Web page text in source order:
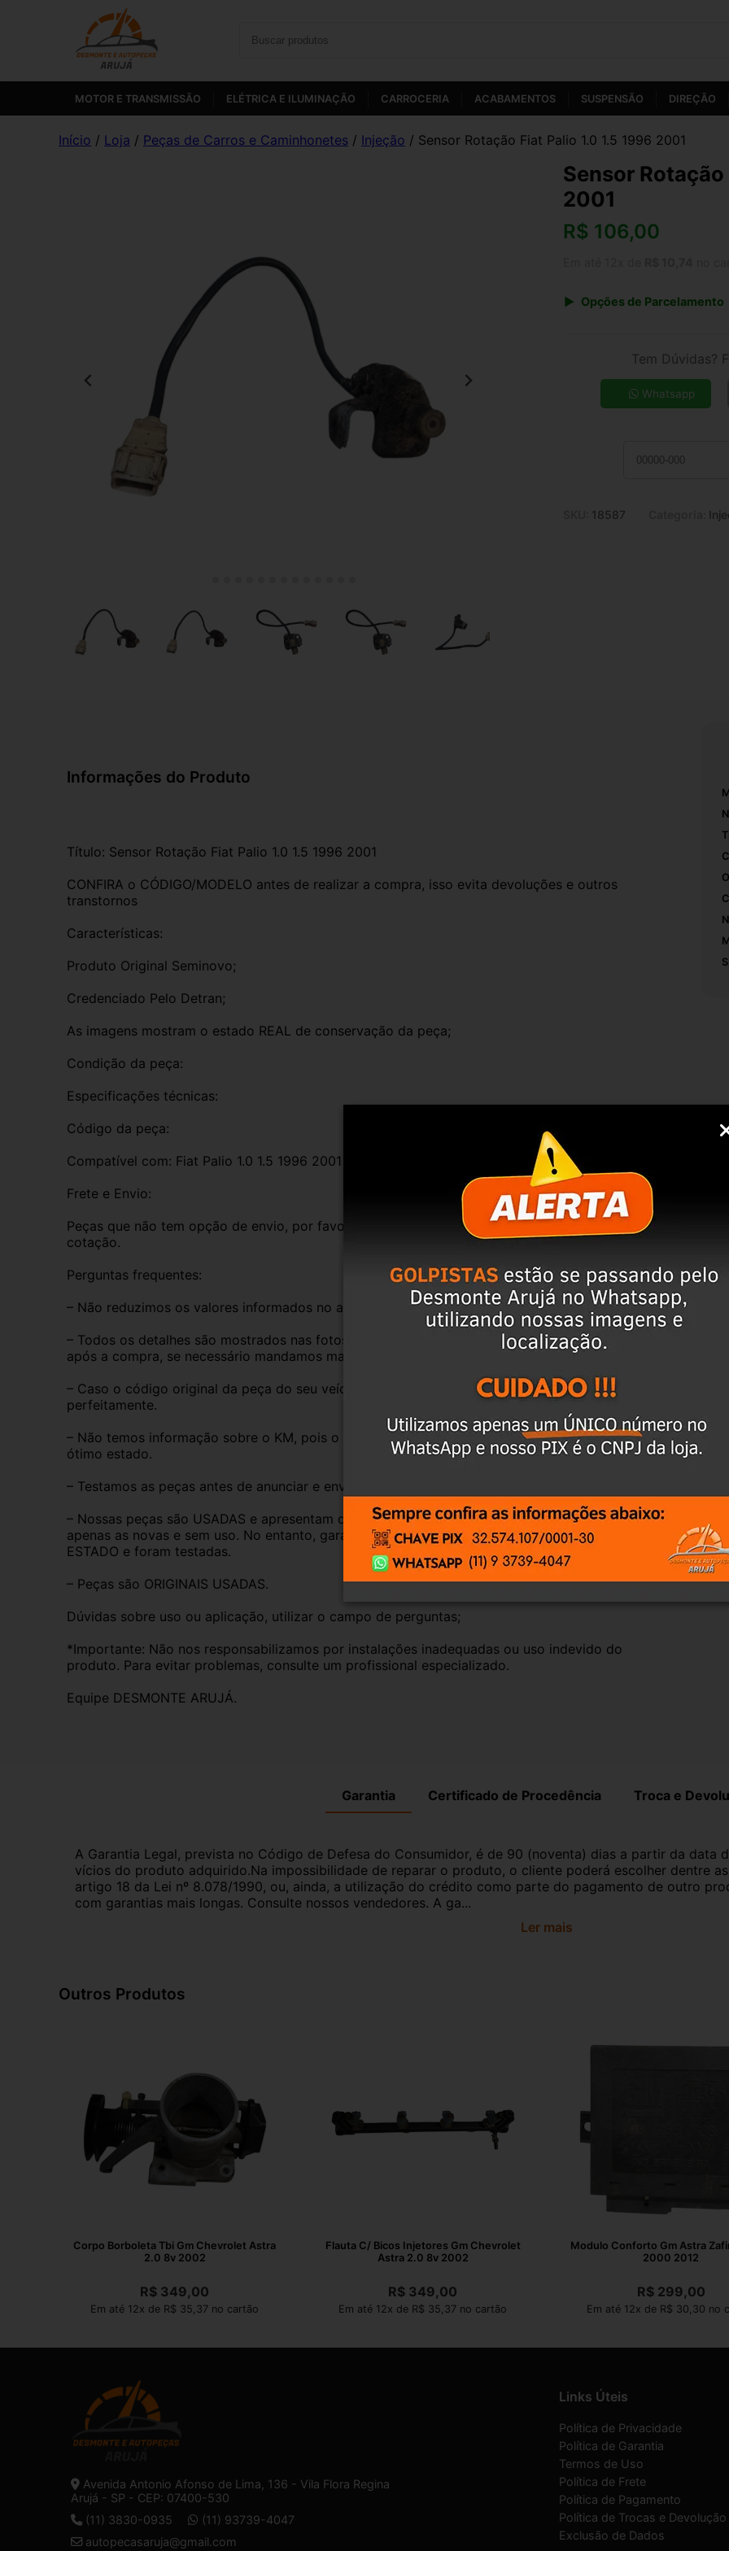
MOTOR E TRANSMISSÃO ELÉTRICA E ILUMINAÇÃO CARROCERIA ACABAMENTOS SUSPENSÃO DIREÇÃO
Início / Loja / Peças de Carros e Caminhonetes / Injeção / Sensor Rotação Fiat Palio 1.0 1.5 1996 2001
Sensor
2001
R$ 106,00
Opções de Parcelamento
7x de R$ 17,37
9x de R$ 13,86
Tem Dúvidas?
Whatsapp
18587
Informações do Produto
Título: Sensor Rotação Fiat Palio 1.0 1.5 1996 2001
CONFIRA o CÓDIGO/MODELO antes de realizar a compra, isso evita devoluções e outros
transtornos
Características:
Produto Original Seminovo;
Credenciado Pelo Detran;
As imagens mostram o estado REAL de conservação da peça;
Condição da peça:
Especificações técnicas:
Código da peça:
Compatível com: Fiat Palio 1.0 1.5 1996 2001
Frete e Envio:
Peças que não tem opção de envio, por favor deixar o CEP na área de perguntas para realizar
cotação.
Perguntas frequentes:
– Não reduzimos os valores informados no anúncio
– Todos os detalhes são mostrados nas fotos do anúncio. Além disso, entramos em contato
após a compra, se necessário mandamos mais imagens e vídeos do produto!
– Caso o código original da peça do seu veículo seja o mesmo descrito no anúncio servirá
perfeitamente.
– Não temos informação sobre o KM, pois o veículo já foi desmontado. No entanto, estão em
ótimo estado.
– Testamos as peças antes de anunciar e enviar, elas funcionam perfeitamente.
– Nossas peças são USADAS e apresentam desgaste natural pelo tempo. Peças perfeitas são
apenas as novas e sem uso. No entanto, garantimos que nossas peças estão em BOM
ESTADO e foram testadas.
– Peças são ORIGINAIS USADAS.
Dúvidas sobre uso ou aplicação, utilizar o campo de perguntas;
*Importante: Não nos responsabilizamos por instalações inadequadas ou uso indevido do
produto. Para evitar problemas, consulte um profissional especializado.
Equipe DESMONTE ARUJÁ.
Garantia Certificado de Procedência Troca e
A Garantia Legal, prevista no Código de Defesa do Consumidor, é de 90 (noventa) dias a partir da
vícios do produto adquirido.Na impossibilidade de reparar o produto, o cliente poderá escolher dentre
artigo 18 da Lei nº 8.078/1990, ou, ainda, a utilização do crédito como parte do pagamento de outro
com garantias mais longas. Consulte nossos vendedores. A ga...
Ler mais
Outros Produtos
Corpo Borboleta Tbi Gm Chevrolet Astra
2.0 8v 2002
R$ 349,00
Em até 12x de R$ 35,37 no cartão
Flauta C/ Bicos Injetores Gm Chevrolet
Astra 2.0 8v 2002
R$ 349,00
Em até 12x de R$ 35,37 no cartão
Modulo Conforto Gm Astra
2000 2012
R$299,00
Em até 12x de R$ 30,30 no
Avenida Antonio Afonso de Lima, 136 - Vila Flora Regina
Arujá - SP - CEP: 07400-530
(11) 3830-0935
(11) 93739-4047
autopecasaruja@gmail.com
Links Úteis
Política de Privacidade
Política de Garantia
Termos de Uso
Política de Frete
Política de Pagamento
Política de Trocas e Devolução
Exclusão de Dados